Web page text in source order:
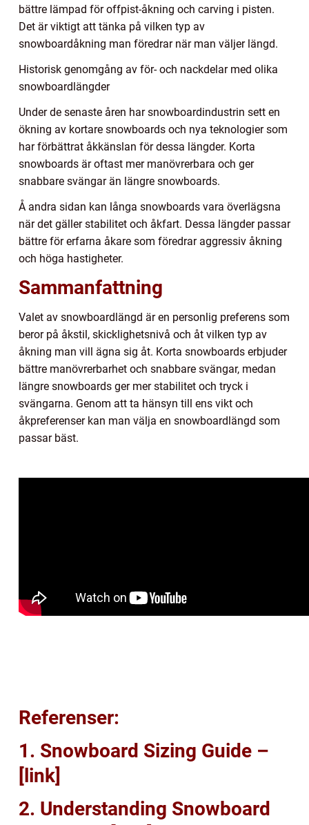
bättre lämpad för offpist-åkning och carving i pisten.
Det är viktigt att tänka på vilken typ av
snowboardåkning man föredrar när man väljer längd.
Historisk genomgång av för- och nackdelar med olika
snowboardlängder
Under de senaste åren har snowboardindustrin sett en
ökning av kortare snowboards och nya teknologier som
har förbättrat åkkänslan för dessa längder. Korta
snowboards är oftast mer manövrerbara och ger
snabbare svängar än längre snowboards.
Å andra sidan kan långa snowboards vara överlägsna
när det gäller stabilitet och åkfart. Dessa längder passar
bättre för erfarna åkare som föredrar aggressiv åkning
och höga hastigheter.
Sammanfattning
Valet av snowboardlängd är en personlig preferens som
beror på åkstil, skicklighetsnivå och åt vilken typ av
åkning man vill ägna sig åt. Korta snowboards erbjuder
bättre manövrerbarhet och snabbare svängar, medan
längre snowboards ger mer stabilitet och tryck i
svängarna. Genom att ta hänsyn till ens vikt och
åkpreferenser kan man välja en snowboardlängd som
passar bäst.
Referenser:
1. Snowboard Sizing Guide –
[link]
2. Understanding Snowboard